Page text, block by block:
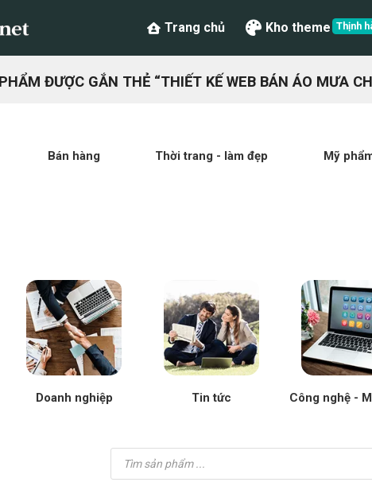
Trang chủ Kho theme
ĐƯỢC GẮN THẺ “THIẾT KẾ WEB BÁN ÁO MƯA
Bán hàng Thời trang - làm đẹp Mỹ
Doanh nghiệp Tin tức Công nghệ -
Tìm
kiếm
sản